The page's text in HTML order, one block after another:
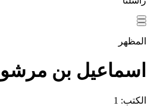
المظهر
اسماعيل بن
الكتب: 1